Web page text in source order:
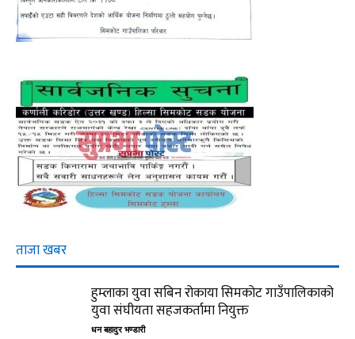
ताजा खबर
हुम्लाका युवा सबिन रोकाया सिमकोट गाउँपालिकाको
युवा संघीयता सहजकर्तामा नियुक्त
धन बहादुर भण्डारी